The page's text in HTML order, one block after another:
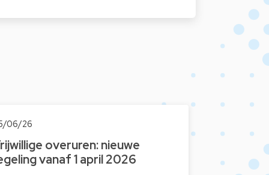
06/26
overuren: nieuwe
vanaf 1 april 2026